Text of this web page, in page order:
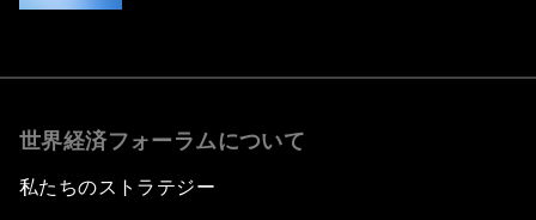
世界経済フォーラムについて
私たちのストラテジー